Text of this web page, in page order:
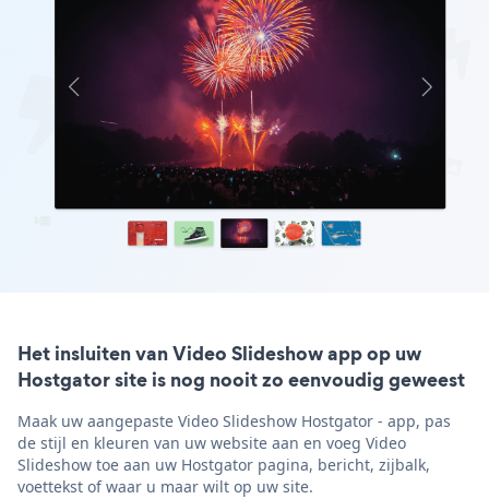
Het insluiten van Video Slideshow app op uw
Hostgator site is nog nooit zo eenvoudig geweest
Maak uw aangepaste Video Slideshow Hostgator - app, pas
de stijl en kleuren van uw website aan en voeg Video
Slideshow toe aan uw Hostgator pagina, bericht, zijbalk,
voettekst of waar u maar wilt op uw site.